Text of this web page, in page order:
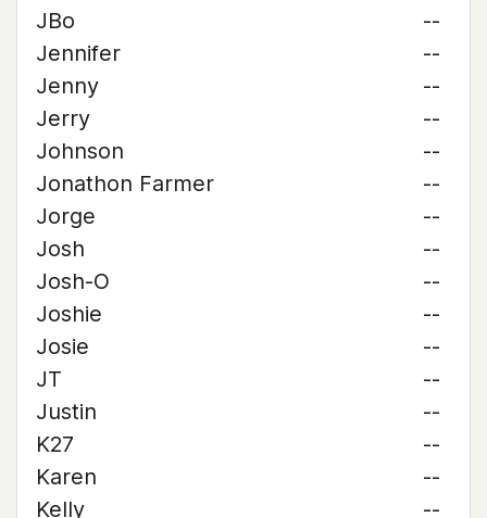
JBo
--
Jennifer
--
Jenny
--
Jerry
--
Johnson
--
Jonathon Farmer
--
Jorge
--
Josh
--
Josh-O
--
Joshie
--
Josie
--
JT
--
Justin
--
K27
--
Karen
--
Kelly
--